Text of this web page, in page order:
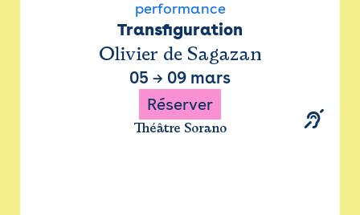
performance
Transfiguration
Olivier de Sagazan
05 → 09 mars
Réserver
Théâtre Sorano